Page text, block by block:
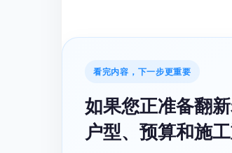
看完内容，下一步更重要
如果您正准备翻
户型、预算和施